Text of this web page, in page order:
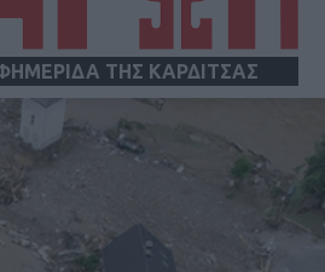
ΤΗΣ ΚΑΡΔΙΤΣΑΣ